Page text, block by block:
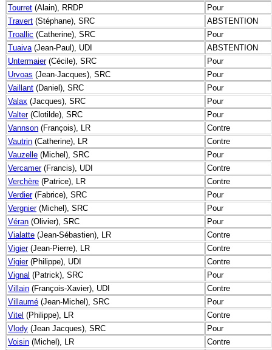
Tourret (Alain), RRDP
Pour
Travert (Stéphane), SRC
ABSTENTION
Troallic (Catherine), SRC
Pour
Tuaiva(Jean-Paul), UDI
ABSTENTION
Untermaier(Cécile), SRC
Pour
Urvoas (Jean-Jacques), SRC
Pour
Vaillant (Daniel), SRC
Pour
Valax (Jacques), SRC
Pour
Valter(Clotilde), SRC
Pour
Vannson (François), LR
Contre
Vautrin (Catherine), LR
Contre
Vauzelle (Michel), SRC
Pour
Vercamer(Francis), UDI
Contre
Verchère (Patrice), LR
Contre
Verdier(Fabrice), SRC
Pour
Vergnier(Michel), SRC
Pour
Véran (Olivier), SRC
Pour
Vialatte (Jean-Sébastien), LR
Contre
Vigier(Jean-Pierre), LR
Contre
Vigier(Philippe), UDI
Contre
Vignal (Patrick), SRC
Pour
Villain (François-Xavier), UDI
Contre
Villaumé (Jean-Michel), SRC
Pour
Vitel (Philippe), LR
Contre
Vlody (Jean Jacques), SRC
Pour
Voisin (Michel), LR
Contre